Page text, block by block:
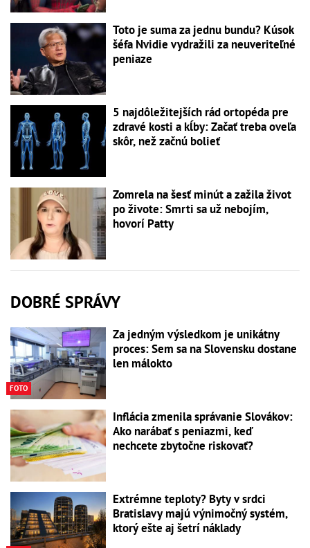
Toto je suma za jednu bundu? Kúsok
šéfa Nvidie vydražili za neuveriteľné
peniaze
5 najdôležitejších rád ortopéda pre
zdravé kosti a kĺby: Začať treba oveľa
skôr, než začnú bolieť
Zomrela na šesť minút a zažila život
po živote: Smrti sa už nebojím,
hovorí Patty
DOBRÉ SPRÁVY
FOTO
Za jedným výsledkom je unikátny
proces: Sem sa na Slovensku dostane
len málokto
Inflácia zmenila správanie Slovákov:
Ako narábať s peniazmi, keď
nechcete zbytočne riskovať?
Extrémne teploty? Byty v srdci
Bratislavy majú výnimočný systém,
ktorý ešte aj šetrí náklady